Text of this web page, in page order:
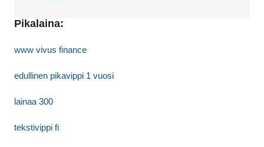
Pikalaina:
www vivus finance
edullinen pikavippi 1 vuosi
lainaa 300
tekstivippi fi